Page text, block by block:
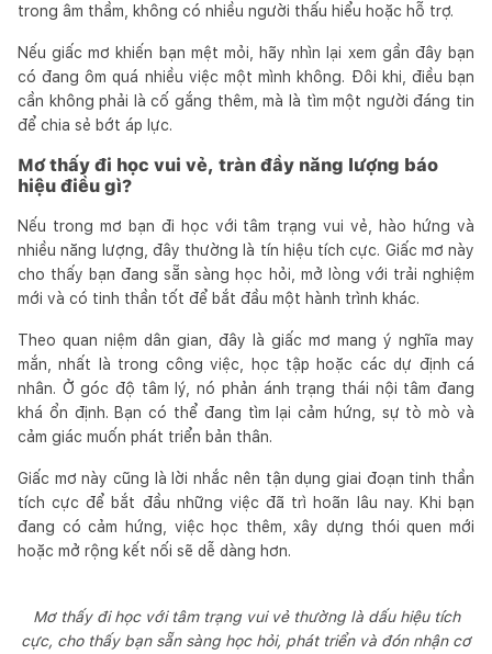
trong âm thầm, không có nhiều người thấu hiểu hoặc hỗ trợ.
Nếu giấc mơ khiến bạn mệt mỏi, hãy nhìn lại xem gần đây bạn
có đang ôm quá nhiều việc một mình không. Đôi khi, điều bạn
cần không phải là cố gắng thêm, mà là tìm một người đáng tin
để chia sẻ bớt áp lực.
Mơ thấy đi học vui vẻ, tràn đầy năng lượng báo
hiệu điều gì?
Nếu trong mơ bạn đi học với tâm trạng vui vẻ, hào hứng và
nhiều năng lượng, đây thường là tín hiệu tích cực. Giấc mơ này
cho thấy bạn đang sẵn sàng học hỏi, mở lòng với trải nghiệm
mới và có tinh thần tốt để bắt đầu một hành trình khác.
Theo quan niệm dân gian, đây là giấc mơ mang ý nghĩa may
mắn, nhất là trong công việc, học tập hoặc các dự định cá
nhân. Ở góc độ tâm lý, nó phản ánh trạng thái nội tâm đang
khá ổn định. Bạn có thể đang tìm lại cảm hứng, sự tò mò và
cảm giác muốn phát triển bản thân.
Giấc mơ này cũng là lời nhắc nên tận dụng giai đoạn tinh thần
tích cực để bắt đầu những việc đã trì hoãn lâu nay. Khi bạn
đang có cảm hứng, việc học thêm, xây dựng thói quen mới
hoặc mở rộng kết nối sẽ dễ dàng hơn.
Mơ thấy đi học với tâm trạng vui vẻ thường là dấu hiệu tích
cực, cho thấy bạn sẵn sàng học hỏi, phát triển và đón nhận cơ